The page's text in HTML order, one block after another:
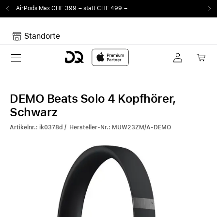
499.– Von Sound auf Fun. DQ Radio by
Standorte
Toggle navigation
DEMO Beats Solo 4 Kopfhörer,
Schwarz
Artikelnr.: ik0378d / Hersteller-Nr.: MUW23ZM/A-DEMO